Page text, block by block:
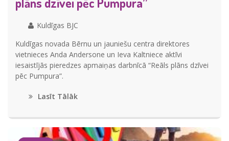
Kuldīgas BJC
Kuldīgas novada Bērnu un jauniešu centra direktores
vietnieces Anda Andersone un Ieva Kaltniece aktīvi
iesaistījās pieredzes apmaiņas darbnīcā “Reāls plāns dzīvei
pēc Pumpura”.
Lasīt Tālāk